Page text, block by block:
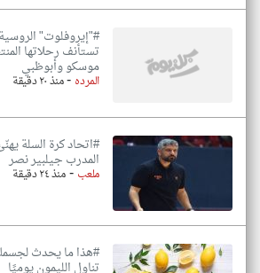
#"إيروفلوت" الروسية
تستأنف رحلاتها
موسكو وأبوظبي
المرده -منذ ٢٠ دقيقة
#اتحاد كرة السلة
المدرب جيلبير نصر
ملعب-منذ ٢٤ دقيقة
#هذا ما يحدث
تناول الليمون يوميًا